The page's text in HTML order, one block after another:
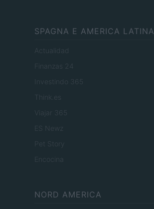
SPAGNA E AMERICA LATINA
Actualidad
Finanzas 24
Investindo 365
Think.es
Viajar 365
ES Newz
Pet Story
Encocina
NORD AMERICA